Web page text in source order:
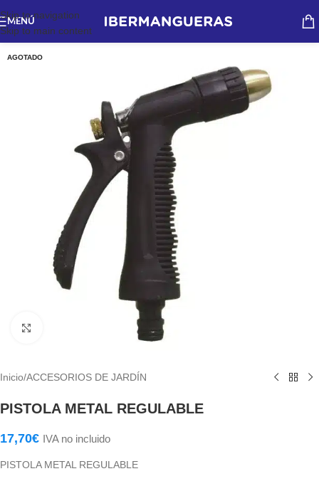
Skip to navigation
Skip to main content
MENÚ
AGOTADO
Haga Click para agrandar
Inicio/ACCESORIOS DE JARDÍN
PISTOLA METAL REGULABLE
17,70€ IVA no incluido
PISTOLA METAL REGULABLE